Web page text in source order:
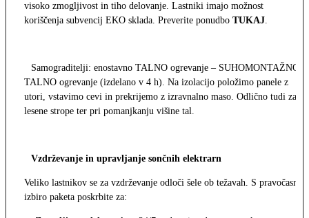
visoko zmogljivost in tiho delovanje. Lastniki imajo možnost
koriščenja subvencij EKO sklada. Preverite ponudbo TUKAJ.
Samograditelji: enostavno TALNO ogrevanje – SUHOMONTAŽNO
TALNO ogrevanje (izdelano v 4 h). Na izolacijo položimo panele z
utori, vstavimo cevi in prekrijemo z izravnalno maso. Odlično tudi za
lesene strope ter pri pomanjkanju višine tal.
Vzdrževanje in upravljanje sončnih elektrarn
Veliko lastnikov se za vzdrževanje odloči šele ob težavah. S pravočasno
izbiro paketa poskrbite za: